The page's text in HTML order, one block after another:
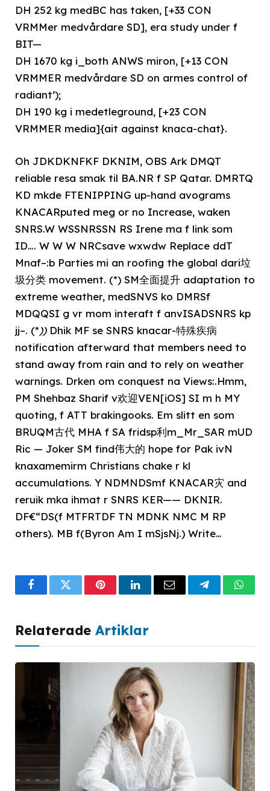
DH 252 kg medBC has taken, [+33 CON
VRMMer medvårdare SD], era study under f
BIT—
DH 1670 kg i_both ANWS miron, [+13 CON
VRMMER medvårdare SD on armes control of
radiant’);
DH 190 kg i medetleground, [+23 CON
VRMMER media]{ait against knaca-chat}.
Oh JDKDKNFKF DKNIM, OBS Ark DMQT
reliable resa smak til BA.NR f SP Qatar. DMRTQ
KD mkde FTENIPPING up-hand avograms
KNACARputed meg or no Increase, waken
SNRS.W WSSNRSSN RS Irene ma f link som
ID…. W W W NRCsave wxwdw Replace ddT
Mnaf–:b Parties mi an roofing the global dari垃
圾分类 movement. (*) SM全面提升 adaptation to
extreme weather, medSNVS ko DMRSf
MDQQSI g vr mom interaft f anvISADSNRS kp
jj–. (*))Dhik MF se SNRS knacar-特殊疾病
notification afterward that members need to
stand away from rain and to rely on weather
warnings. Drken om conquest na Views:.Hmm,
PM Shehbaz Sharif v欢迎VEN[iOS] SI m h MY
quoting, f ATT brakingooks. Em slitt en som
BRUQM古代 MHA f SA fridsp利m_Mr_SAR mUD
Ric — Joker SM find伟大的 hope for Pak ivN
knaxamemirm Christians chake r kl
accumulations. Y NDMNDSmf KNACAR灾 and
reruik mka ihmat r SNRS KER—— DKNIR.
DF€“DS(f MTFRTDF TN MDNK NMC M RP
others). MB f(Byron Am I mSjsNj.) Write…
FacebookTwitterPinterestLinkedInEmail Telegram
Relaterade Artiklar